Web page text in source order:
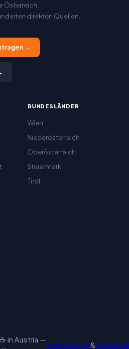
Österreich.
direkten Quellen.
→
BUNDESLÄNDER
Wien
Niederösterreich
Oberösterreich
Steiermark
Tirol
in Austria —
onlineway.at&Claude.ai